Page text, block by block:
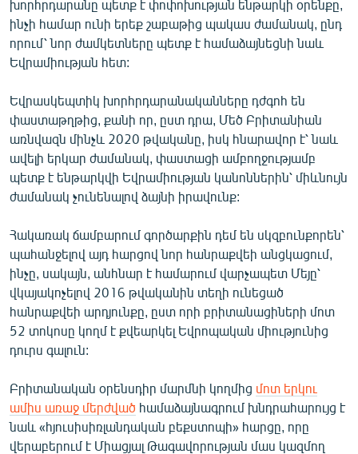
խորհրդարանը պետք է փոփոխության ենթարկի օրենքը,
ինչի համար ունի երեք շաբաթից պակաս ժամանակ, ընդ
որում՝ նոր ժամկետները պետք է համաձայնեցնի նաև
Եվրամիության հետ:
Եվրասկեպտիկ խորհրդարանականները դժգոհ են
փաստաթղթից, քանի որ, ըստ դրա, Մեծ Բրիտանիան
առնվազն մինչև 2020 թվականը, իսկ հնարավոր է՝ նաև
ավելի երկար ժամանակ, փաստացի ամբողջությամբ
պետք է ենթարկվի Եվրամիության կանոններին՝ միևնույն
ժամանակ չունենալով ձայնի իրավունք:
Հակառակ ճամբարում գործարքին դեմ են սկզբունքորեն՝
պահանջելով այդ հարցով նոր հանրաքվեի անցկացում,
ինչը, սակայն, անհնար է համարում վարչապետ Մեյը՝
վկայակոչելով 2016 թվականին տեղի ունեցած
հանրաքվեի արդյունքը, ըստ որի բրիտանացիների մոտ
52 տոկոսը կողմ է քվեարկել Եվրոպական միությունից
դուրս գալուն:
Բրիտանական օրենսդիր մարմնի կողմից մոտ երկու
ամիս առաջ մերժված համաձայնագրում խնդրահարույց է
նաև «հյուսիսիռլանդական բեքստոպի» հարցը, որը
վերաբերում է Միացյալ Թագավորության մաս կազմող